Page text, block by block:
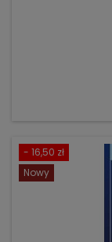
- 16,50 zł
Nowy